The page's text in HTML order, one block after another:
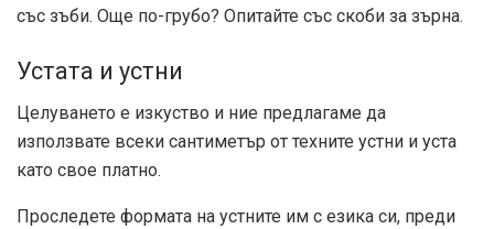
със зъби. Още по-грубо? Опитайте със скоби за зърна.
Устата и устни
Целуването е изкуство и ние предлагаме да
използвате всеки сантиметър от техните устни и уста
като свое платно.
Проследете формата на устните им с езика си, преди